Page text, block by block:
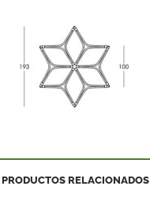
RELACIONADOS